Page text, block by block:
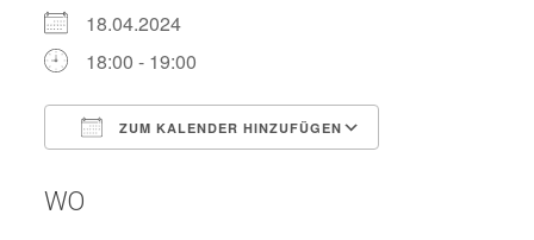
18.04.2024
18:00 - 19:00
ZUM KALENDER HINZUFÜGEN
WO